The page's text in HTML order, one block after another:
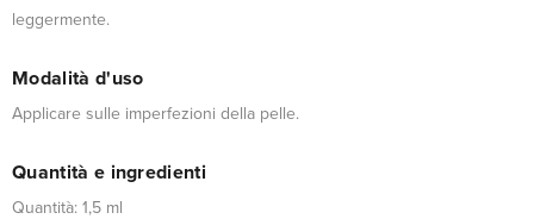
leggermente.
Modalità d'uso
Applicare sulle imperfezioni della pelle.
Quantità e ingredienti
Quantità: 1,5 ml